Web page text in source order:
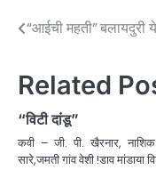
“आईची महती”बलायदुरी
Related
“विटी दांडू”
कवी – जी. पी. खैरनार,
सारे,जमती गांव वेशी !डाव मांडाया